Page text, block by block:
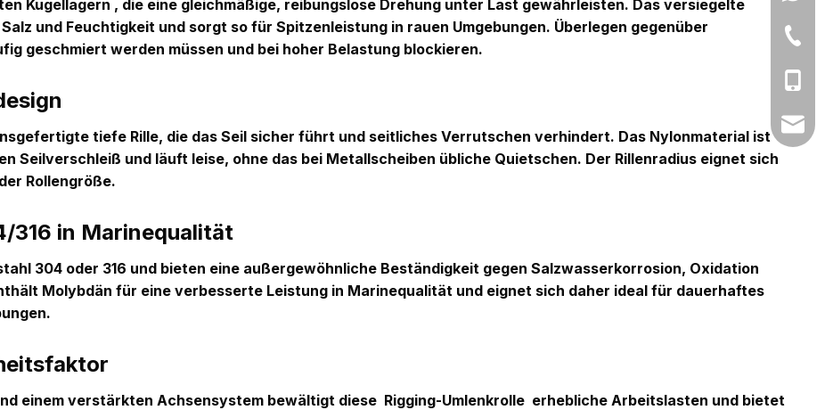
Kugellagern , die eine gleichmäßige, reibungslose Drehung unter Last gewährleisten. Das versiegelte
und Feuchtigkeit und sorgt so für Spitzenleistung in rauen Umgebungen. Überlegen gegenüber
geschmiert werden müssen und bei hoher Belastung blockieren.
tiefe Rille, die das Seil sicher führt und seitliches Verrutschen verhindert. Das Nylonmaterial ist
Seilverschleiß und läuft leise, ohne das bei Metallscheiben übliche Quietschen. Der Rillenradius eignet sich
Rollengröße.
316 in Marinequalität
304 oder 316 und bieten eine außergewöhnliche Beständigkeit gegen Salzwasserkorrosion, Oxidation
Molybdän für eine verbesserte Leistung in Marinequalität und eignet sich daher ideal für dauerhaftes
einem verstärkten Achsensystem bewältigt diese Rigging-Umlenkrolle erhebliche Arbeitslasten und bietet
+86-